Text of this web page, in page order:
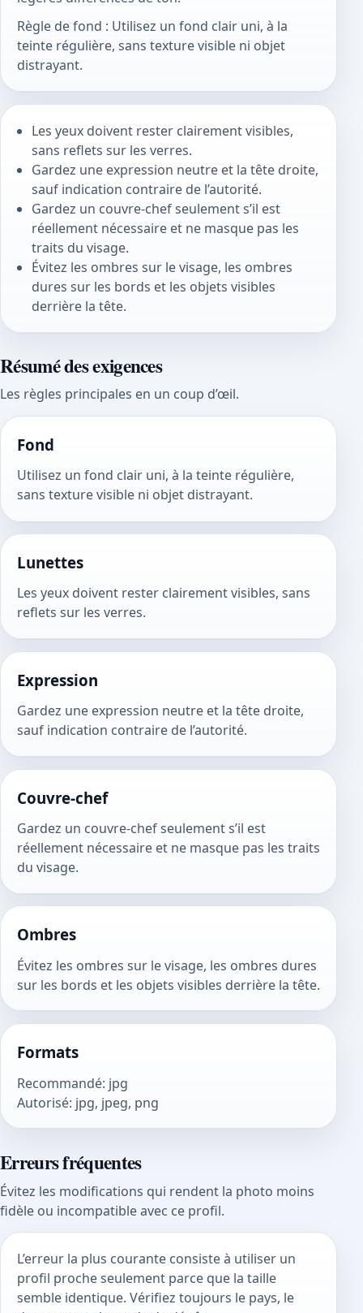
Règle de fond : Utilisez un fond clair uni, à la
teinte régulière, sans texture visible ni objet
distrayant.
Les yeux doivent rester clairement visibles,
sans reflets sur les verres.
Gardez une expression neutre et la tête droite,
sauf indication contraire de l’autorité.
Gardez un couvre-chef seulement s’il est
réellement nécessaire et ne masque pas les
traits du visage.
Évitez les ombres sur le visage, les ombres
dures sur les bords et les objets visibles
derrière la tête.
Résumé des exigences
Les règles principales en un coup d’œil.
Fond
Utilisez un fond clair uni, à la teinte régulière,
sans texture visible ni objet distrayant.
Lunettes
Les yeux doivent rester clairement visibles, sans
reflets sur les verres.
Expression
Gardez une expression neutre et la tête droite,
sauf indication contraire de l’autorité.
Couvre-chef
Gardez un couvre-chef seulement s’il est
réellement nécessaire et ne masque pas les traits
du visage.
Ombres
Évitez les ombres sur le visage, les ombres dures
sur les bords et les objets visibles derrière la tête.
Formats
Recommandé: jpg
Autorisé: jpg, jpeg, png
Erreurs fréquentes
Évitez les modifications qui rendent la photo moins
fidèle ou incompatible avec ce profil.
L’erreur la plus courante consiste à utiliser un
profil proche seulement parce que la taille
semble identique. Vérifiez toujours le pays, le